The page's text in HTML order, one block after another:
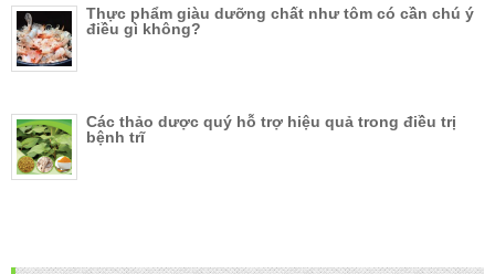
Thực phẩm giàu dưỡng chất như tôm có cần chú ý
điều gì không?
Các thảo dược quý hỗ trợ hiệu quả trong điều trị
bệnh trĩ